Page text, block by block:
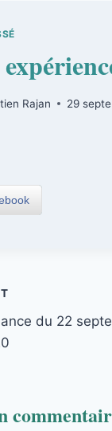
Rajan 29
du 22